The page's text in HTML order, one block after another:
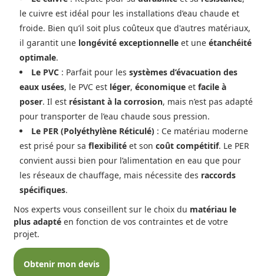
le cuivre est idéal pour les installations d’eau chaude et
froide. Bien qu’il soit plus coûteux que d'autres matériaux,
il garantit une longévité exceptionnelle et une étanchéité
optimale.
Le PVC : Parfait pour les systèmes d’évacuation des
eaux usées, le PVC est léger, économique et facile à
poser. Il est résistant à la corrosion, mais n’est pas adapté
pour transporter de l’eau chaude sous pression.
Le PER (Polyéthylène Réticulé) : Ce matériau moderne
est prisé pour sa flexibilité et son coût compétitif. Le PER
convient aussi bien pour l’alimentation en eau que pour
les réseaux de chauffage, mais nécessite des raccords
spécifiques.
Nos experts vous conseillent sur le choix du matériau le
plus adapté en fonction de vos contraintes et de votre
projet.
Obtenir mon devis